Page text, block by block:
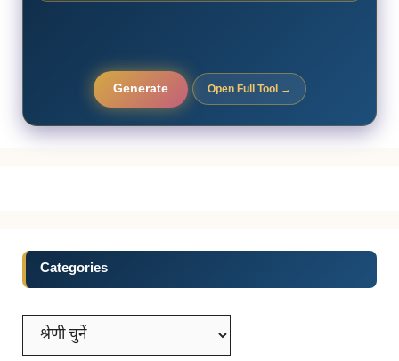
Generate Open Full Tool →
Categories
Categories